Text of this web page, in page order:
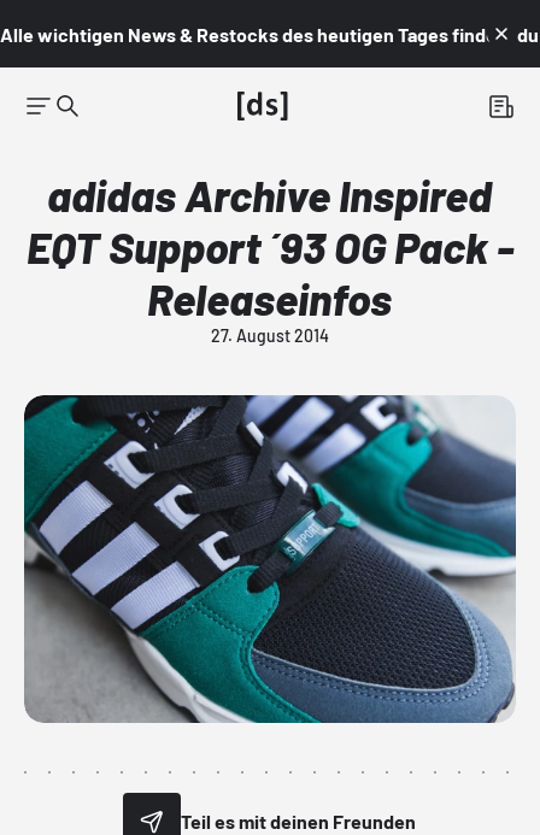
Alle wichtigen News & Restocks des heutigen Tages findest du
adidas Archive Inspired
EQT Support ´93 OG Pack -
Releaseinfos
27. August 2014
Teil es mit deinen Freunden